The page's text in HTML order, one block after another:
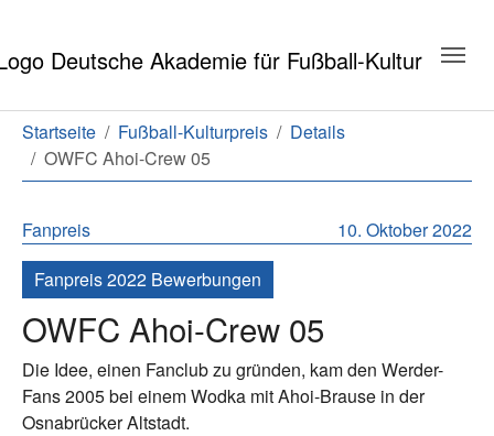
Sie sind hier:
Startseite Fußball-Kulturpreis
Details
OWFC Ahoi-Crew 05
10. Oktober 2022
Fanpreis
Fanpreis 2022 Bewerbungen
OWFC Ahoi-Crew 05
Die Idee, einen Fanclub zu gründen, kam den Werder-
Fans 2005 bei einem Wodka mit Ahoi-Brause in der
Osnabrücker Altstadt.